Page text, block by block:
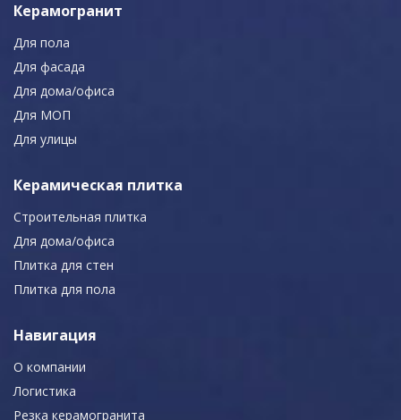
Керамогранит
Для пола
Для фасада
Для дома/офиса
Для МОП
Для улицы
Керамическая плитка
Строительная плитка
Для дома/офиса
Плитка для стен
Плитка для пола
Навигация
О компании
Логистика
Резка керамогранита